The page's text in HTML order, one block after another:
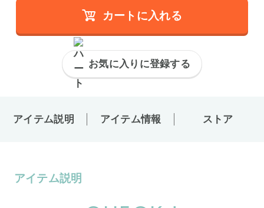
カートに入れる
お気に入りに登録する
アイテム説明 アイテム情報 ストア
アイテム説明